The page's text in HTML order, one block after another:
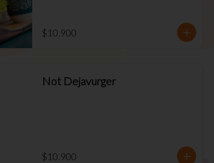
$10.900
Not Dejavurger
$10.900